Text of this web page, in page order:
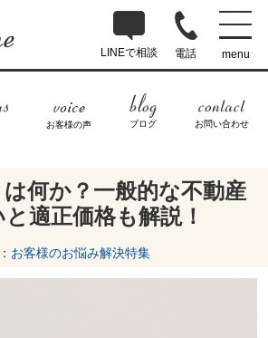
LINEで相談 電話 menu
お客様の声 ブログ お問い合わせ
何か？一般的な不動産
適正価格も解説！
お客様のお悩み解決特集